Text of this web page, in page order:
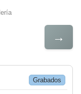
→
Grabados